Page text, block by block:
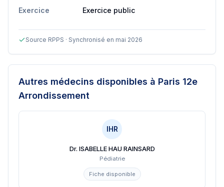
Exercice Exercice public
Source RPPS · Synchronisé en mai 2026
Autres médecins disponibles à Paris 12e
Arrondissement
IHR
Dr. ISABELLE HAU RAINSARD
Pédiatrie
Fiche disponible